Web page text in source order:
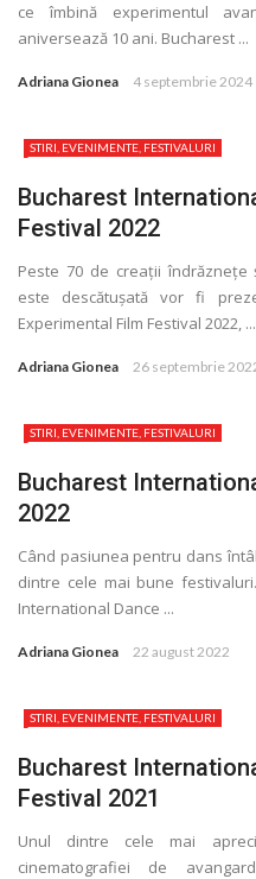
ce îmbină experimentul
aniversează 10 ani. Bucharest ...
Adriana Gionea 4 septembrie 2024
STIRI, EVENIMENTE, FESTIVALURI
Bucharest
Festival 2022
Peste 70 de creaţii
este descătușată vor fi
Experimental Film Festival 2022, ...
Adriana Gionea 26 septembrie
STIRI, EVENIMENTE, FESTIVALURI
Bucharest
2022
Când pasiunea pentru dans
dintre cele mai bune
International Dance ...
Adriana Gionea 22 august 2022
STIRI, EVENIMENTE, FESTIVALURI
Bucharest
Festival 2021
Unul dintre cele mai
cinematografiei de